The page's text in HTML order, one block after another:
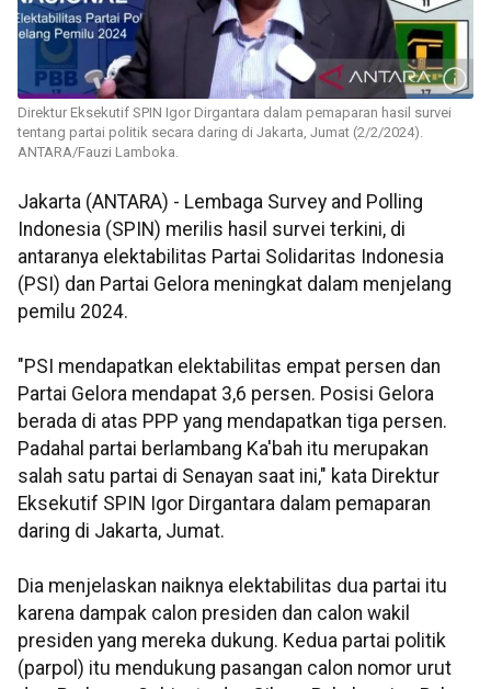
Direktur Eksekutif SPIN Igor Dirgantara dalam pemaparan hasil survei
tentang partai politik secara daring di Jakarta, Jumat (2/2/2024).
ANTARA/Fauzi Lamboka.
Jakarta (ANTARA) - Lembaga Survey and Polling
Indonesia (SPIN) merilis hasil survei terkini, di
antaranya elektabilitas Partai Solidaritas Indonesia
(PSI) dan Partai Gelora meningkat dalam menjelang
pemilu 2024.
"PSI mendapatkan elektabilitas empat persen dan
Partai Gelora mendapat 3,6 persen. Posisi Gelora
berada di atas PPP yang mendapatkan tiga persen.
Padahal partai berlambang Ka'bah itu merupakan
salah satu partai di Senayan saat ini," kata Direktur
Eksekutif SPIN Igor Dirgantara dalam pemaparan
daring di Jakarta, Jumat.
Dia menjelaskan naiknya elektabilitas dua partai itu
karena dampak calon presiden dan calon wakil
presiden yang mereka dukung. Kedua partai politik
(parpol) itu mendukung pasangan calon nomor urut